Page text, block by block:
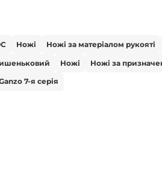
Ножі Ножі за матеріалом рукояті
Ножі Ножі за
7-я серія